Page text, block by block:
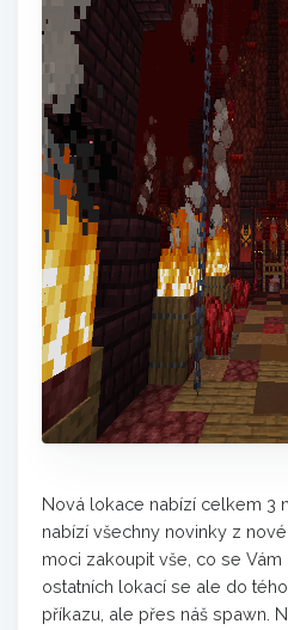
Nová lokace nabízí celkem 3
nabízí všechny novinky z
moci zakoupit vše, co se
ostatních lokací se ale do
příkazu, ale přes náš spawn.